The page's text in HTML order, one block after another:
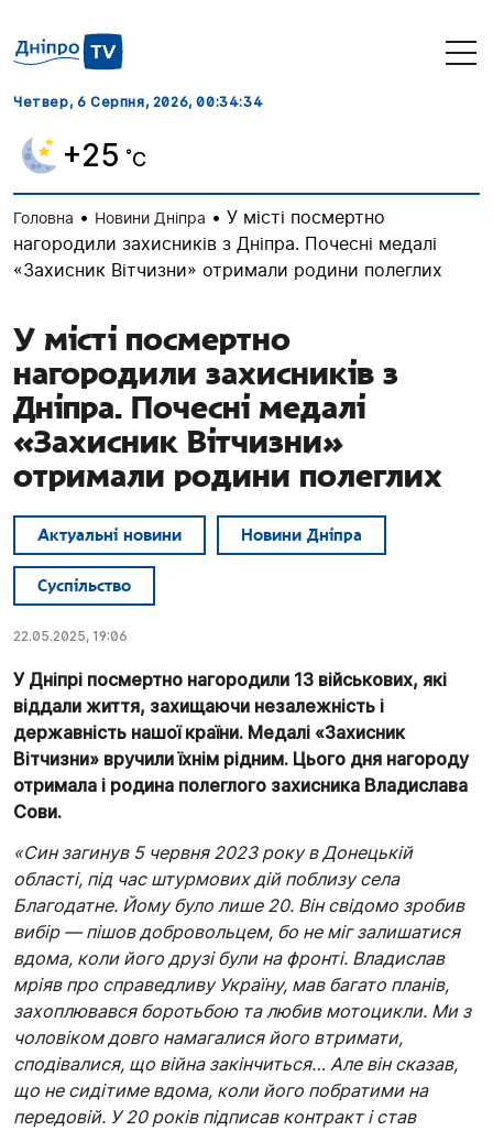
Четвер, 6 Серпня, 2026, 00:34:35
+25 ˚C
Головна • Новини Дніпра • У місті посмертно
нагородили захисників з Дніпра. Почесні медалі
«Захисник Вітчизни» отримали родини полеглих
У місті посмертно
нагородили захисників з
Дніпра. Почесні медалі
«Захисник Вітчизни»
отримали родини полеглих
Актуальні новини Новини Дніпра
Суспільство
22.05.2025, 19:06
У Дніпрі посмертно нагородили 13 військових, які
віддали життя, захищаючи незалежність і
державність нашої країни. Медалі «Захисник
Вітчизни» вручили їхнім рідним. Цього дня нагороду
отримала і родина полеглого захисника Владислава
Сови.
«Син загинув 5 червня 2023 року в Донецькій
області, під час штурмових дій поблизу села
Благодатне. Йому було лише 20. Він свідомо зробив
вибір — пішов добровольцем, бо не міг залишатися
вдома, коли його друзі були на фронті. Владислав
мріяв про справедливу Україну, мав багато планів,
захоплювався боротьбою та любив мотоцикли. Ми з
чоловіком довго намагалися його втримати,
сподівалися, що війна закінчиться… Але він сказав,
що не сидітиме вдома, коли його побратими на
передовій. У 20 років підписав контракт і став